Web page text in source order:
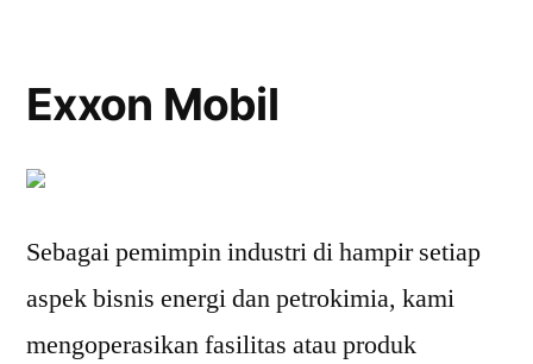
Exxon Mobil
Sebagai pemimpin industri di hampir setiap
aspek bisnis energi dan petrokimia, kami
mengoperasikan fasilitas atau produk